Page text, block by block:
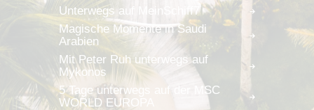
Unterwegs auf MeinSchiff7
Magische Momente in Saudi
Arabien
Mit Peter Ruh unterwegs auf
Mykonos
5 Tage unterwegs auf der MSC
WORLD EUROPA